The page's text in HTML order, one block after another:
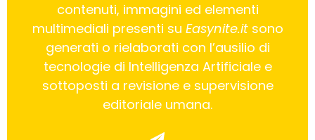
contenuti, immagini ed elementi
multimediali presenti su Easynite.itsono
generati o rielaborati con l’ausilio di
tecnologie di Intelligenza Artificiale e
sottoposti a revisione e supervisione
editoriale umana.